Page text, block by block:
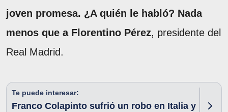
joven promesa. ¿A quién le habló? Nada
menos que a Florentino Pérez, presidente del
Real Madrid.
Te puede interesar:
Franco Colapinto sufrió un robo en Italia y